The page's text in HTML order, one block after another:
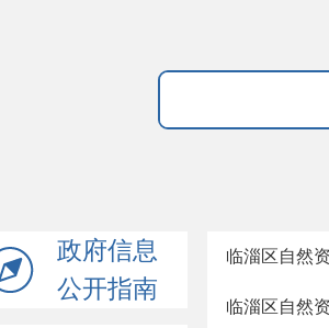
政府信息
公开指南
临淄区自然
临淄区自然